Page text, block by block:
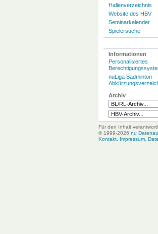
Hallenverzeichnis
Website des HBV
Seminarkalender
Spielersuche
Informationen
Personalisiertes
nuLiga Badminton
Archiv
Für den Inhalt
© 1999-2026 nu
Kontakt, Impressum,